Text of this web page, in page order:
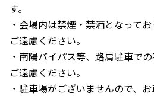
す。
・会場内は禁煙・禁酒となって
ご遠慮ください。
・南陽バイパス等、路肩駐車で
ご遠慮ください。
・駐車場がございませんので、